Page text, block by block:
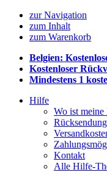
zur Navigation
zum Inhalt
zum Warenkorb
Belgien:
Kostenloser
Mindestens 1
Hilfe
Wo ist meine
Kontakt
Alle Hilfe-